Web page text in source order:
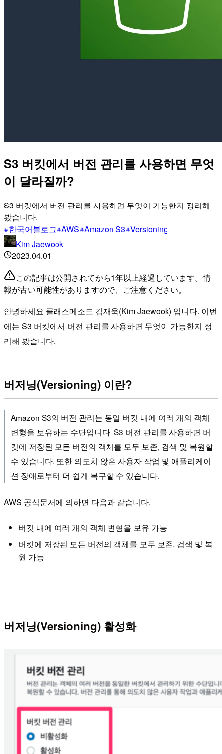
S3 버킷에서 버전 관리를 사용하면 무엇
이 달라질까?
S3 버킷에서 버전 관리를 사용하면 무엇이 가능한지 정리해
봤습니다.
한국어블로그 AWS Amazon S3 Versioning
Kim Jaewook
2023.04.01
この記事は公開されてから1年以上経過しています。情
報が古い可能性がありますので、ご注意ください。
안녕하세요 클래스메소드 김재욱(Kim Jaewook) 입니다. 이번
에는 S3 버킷에서 버전 관리를 사용하면 무엇이 가능한지 정
리해 봤습니다.
버저닝(Versioning) 이란?
Amazon S3의 버전 관리는 동일 버킷 내에 여러 개의 객체
변형을 보유하는 수단입니다. S3 버전 관리를 사용하면 버
킷에 저장된 모든 버전의 객체를 모두 보존, 검색 및 복원할
수 있습니다. 또한 의도치 않은 사용자 작업 및 애플리케이
션 장애로부터 더 쉽게 복구할 수 있습니다.
AWS 공식문서에 의하면 다음과 같습니다.
버킷 내에 여러 개의 객체 변형을 보유 가능
버킷에 저장된 모든 버전의 객체를 모두 보존, 검색 및 복
원 가능
버저닝(Versioning) 활성화